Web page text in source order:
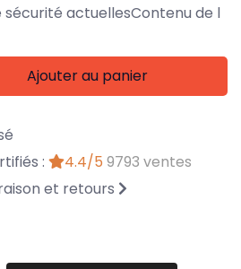
actuellesContenu de l
Ajouter au panier
:
4.4/5 9793 ventes
et retours